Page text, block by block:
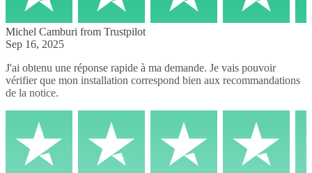
Michel Camburi from Trustpilot
Sep 16, 2025
J'ai obtenu une réponse rapide à ma demande. Je vais pouvoir
vérifier que mon installation correspond bien aux recommandations
de la notice.